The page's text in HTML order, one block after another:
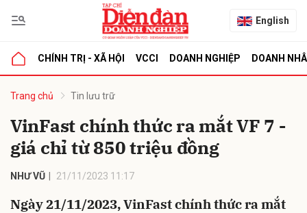
English
CHÍNH TRỊ - XÃ HỘI VCCI DOANH NGHIỆP DOANH
Trang chủ Tin lưu trữ
VinFast chính thức ra mắt VF 7 -
giá chỉ từ 850 triệu đồng
NHƯ VŨ 21/11/2023 11:17
Ngày 21/11/2023, VinFast chính thức ra mắt
luận